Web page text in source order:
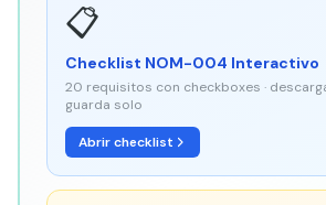
📋
Checklist NOM-004 Interactivo
20 requisitos con checkboxes · descarga
guarda solo
Abrir checklist